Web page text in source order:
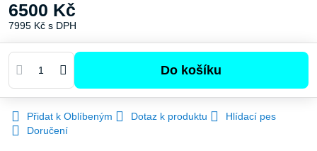
6500 Kč
7995 Kč s DPH
Do košíku
Přidat k Oblíbeným Dotaz k produktu
Hlídací pes
Doručení